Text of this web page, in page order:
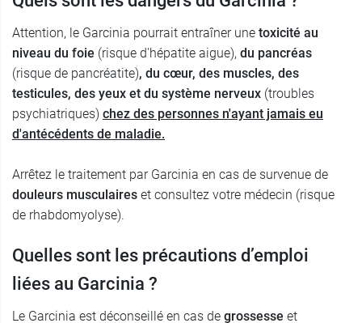
Attention, le Garcinia pourrait entraîner une toxicité au
niveau du foie (risque d'hépatite aigue), du pancréas
(risque de pancréatite), du cœur, des muscles, des
testicules, des yeux et du système nerveux (troubles
psychiatriques) chez des personnes n'ayant jamais eu
d'antécédents de maladie.
Arrêtez le traitement par Garcinia en cas de survenue de
douleurs musculaires et consultez votre médecin (risque
de rhabdomyolyse).
Quelles sont les précautions d’emploi
liées au Garcinia ?
Le Garcinia est déconseillé en cas de grossesse et